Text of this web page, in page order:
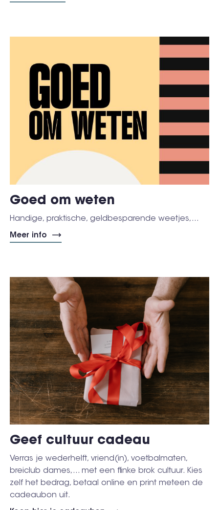
Goed om weten
Handige, praktische, geldbesparende weetjes,...
Meer info
Geef cultuur cadeau
Verras je wederhelft, vriend(in), voetbalmaten,
breiclub dames,... met een flinke brok cultuur. Kies
zelf het bedrag, betaal online en print meteen de
cadeaubon uit.